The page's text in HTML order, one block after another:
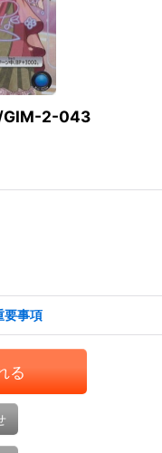
GIM-2-043
要事項
る